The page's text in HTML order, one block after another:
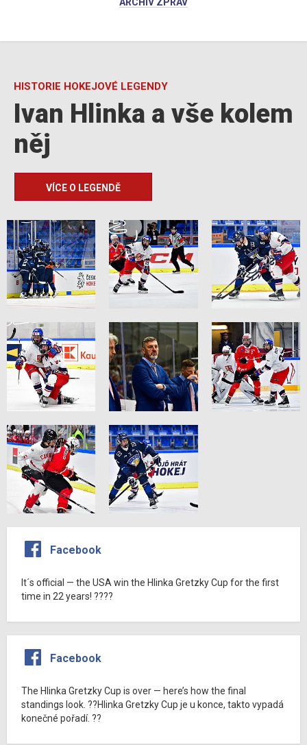
HISTORIE HOKEJOVÉ LEGENDY
Ivan Hlinka a vše kolem
něj
VÍCE O LEGENDĚ
Facebook
It´s official — the USA win the Hlinka Gretzky Cup for the first
time in 22 years! ????
Facebook
The Hlinka Gretzky Cup is over — here’s how the final
standings look. ??Hlinka Gretzky Cup je u konce, takto vypadá
konečné pořadí. ??